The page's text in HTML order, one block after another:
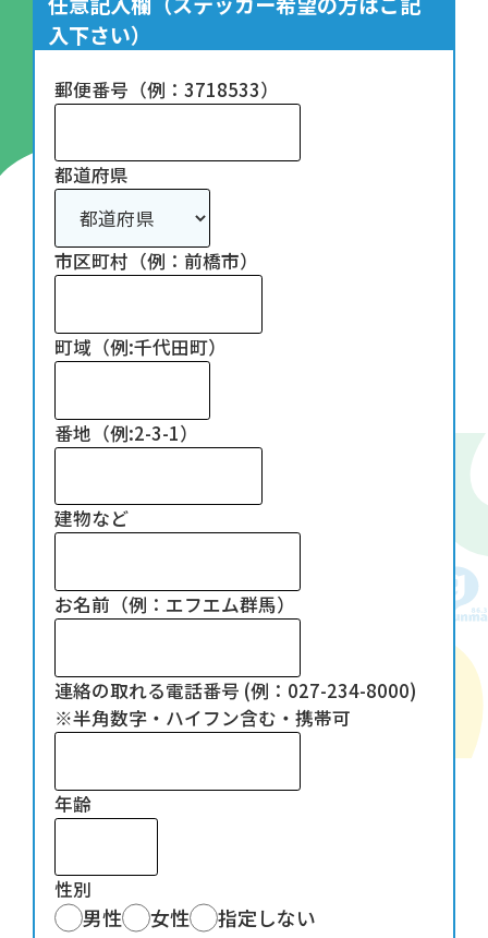
入下さい）
郵便番号（例：3718533）
都道府県
市区町村（例：前橋市）
町域（例:千代田町）
番地（例:2-3-1）
建物など
お名前（例：エフエム群馬）
連絡の取れる電話番号 (例：027-234-8000)
※半角数字・ハイフン含む・携帯可
年齢
性別
男性 女性 指定しない